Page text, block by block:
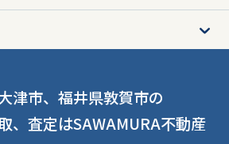
津市、福井県敦賀市の
、査定はSAWAMURA不動産